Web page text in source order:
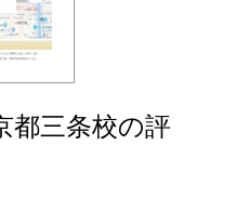
都三条校の評